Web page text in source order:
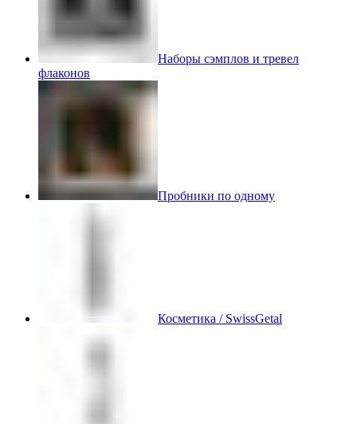
Наборы сэмплов и тревел
флаконов
Пробники по одному
Косметика / SwissGetal